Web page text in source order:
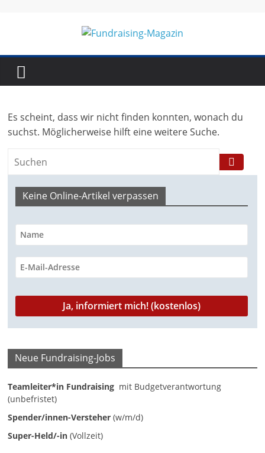
Fundraising-
B
c
n
a
g
a
z
i
n
Es scheint, dass wir nicht finden konnten, wonach du
suchst. Möglicherweise hilft eine weitere Suche.
Keine Online-Artikel verpassen
Neue Fundraising-Jobs
Teamleiter*in Fundraising mit Budgetverantwortung
(unbefristet)
Spender/innen-Versteher (w/m/d)
Super-Held/-in (Vollzeit)